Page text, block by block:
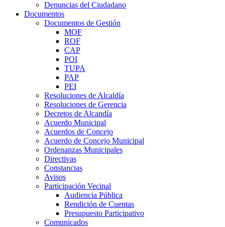
Denuncias del Ciudadano
Documentos
Documentos de Gestión
MOF
ROF
CAP
POI
TUPA
PAP
PEI
Resoluciones de Alcaldía
Resoluciones de Gerencia
Decretos de Alcandía
Acuerdo Municipal
Acuerdos de Concejo
Acuerdo de Concejo Municipal
Ordenanzas Municipales
Directivas
Constancias
Avisos
Participación Vecinal
Audiencia Pública
Rendición de Cuentas
Presupuesto Participativo
Comunicados